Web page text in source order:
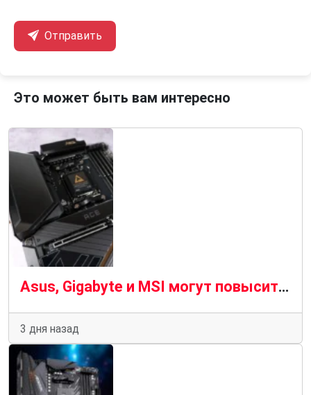
Отправить
Это может быть вам интересно
Asus, Gigabyte и MSI могут повысить цены на свои материнские платы в третьем квартале 2026 года
3 дня назад